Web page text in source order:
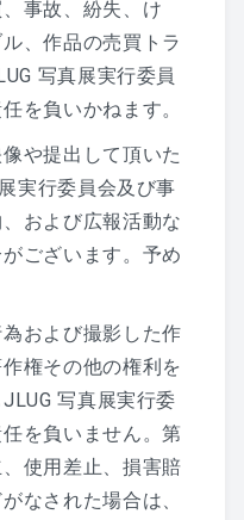
事故、紛失、け
、作品の売買トラ
写真展実行委員
を負いかねます。
や提出して頂いた
実行委員会及び事
および広報活動な
ございます。予め
および撮影した作
権その他の権利を
写真展実行委
を負いません。第
使用差止、損害賠
なされた場合は、